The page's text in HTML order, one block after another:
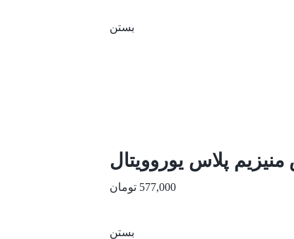
بستن
پلاس یوروویتال
577,000 تومان
بستن